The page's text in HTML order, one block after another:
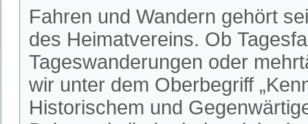
Fahren und Wandern gehört
des Heimatvereins. Ob
Tageswanderungen oder
wir unter dem Oberbegriff
Historischem und